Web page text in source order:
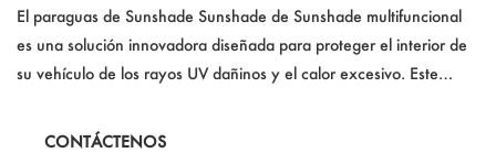
ade paraguas
El paraguas de Sunshade Sunshade de Sunshade multifuncional
es una solución innovadora diseñada para proteger el interior de
su vehículo de los rayos UV dañinos y el calor excesivo. Este
para un fácil uso y almacenamiento, y está elaborado con material
CONTÁCTENOS